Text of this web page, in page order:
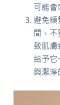
可能會
避免頻
間，
致肌膚
給予它
與潔淨